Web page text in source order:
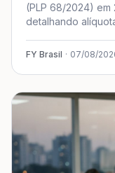
(PLP 68/2024) em
detalhando
FY Brasil · 07/08/